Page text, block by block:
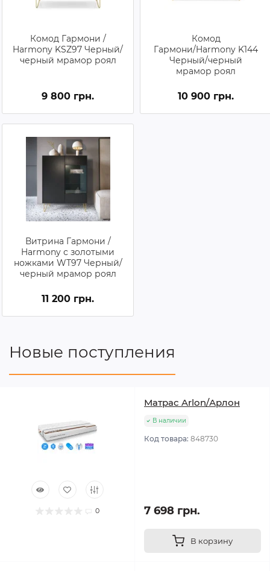
Комод Гармони /
Harmony KSZ97 Черный/
черный мрамор роял
9 800 грн.
Комод
Гармони/Harmony K144
Черный/черный
мрамор роял
10 900 грн.
Витрина Гармони /
Harmony с золотыми
ножками WT97 Черный/
черный мрамор роял
11 200 грн.
Новые поступления
0
Матрас Arlon/Арлон
В наличии
Код товара: 848730
7 698 грн.
В корзину